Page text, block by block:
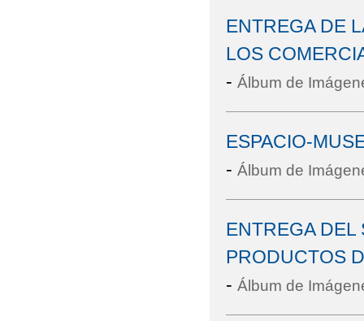
ENTREGA DE
LOS
- Álbum de
ESPACIO-
- Álbum de
ENTREGA DEL
PRODUCTOS
- Álbum de